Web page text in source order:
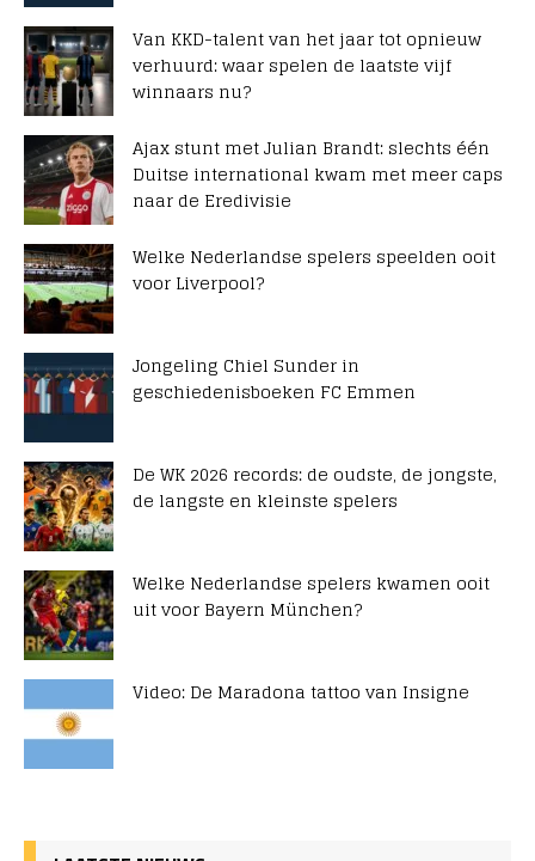
Van KKD-talent van het jaar tot opnieuw
verhuurd: waar spelen de laatste vijf
winnaars nu?
Ajax stunt met Julian Brandt: slechts één
Duitse international kwam met meer caps
naar de Eredivisie
Welke Nederlandse spelers speelden ooit
voor Liverpool?
Jongeling Chiel Sunder in
geschiedenisboeken FC Emmen
De WK 2026 records: de oudste, de jongste,
de langste en kleinste spelers
Welke Nederlandse spelers kwamen ooit
uit voor Bayern München?
Video: De Maradona tattoo van Insigne